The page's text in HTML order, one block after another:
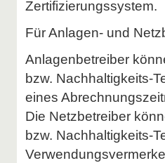
Zertifizierungssystem.
Für Anlagen- und
Anlagenbetreiber
bzw. Nachhaltigkeits-
eines
Die Netzbetreiber
bzw. Nachhaltigkeits-